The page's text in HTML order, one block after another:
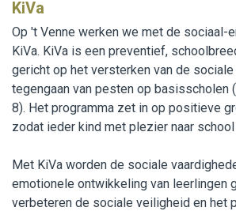
KiVa
Op 't Venne werken we met de sociaal-
KiVa. KiVa is een preventief,
gericht op het versterken van de
tegengaan van pesten op basisscholen
8). Het programma zet in op positieve
zodat ieder kind met plezier naar school
Met KiVa worden de sociale
emotionele ontwikkeling van leerlingen
verbeteren de sociale veiligheid en het